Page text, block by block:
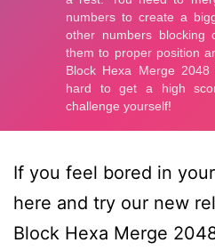
If you feel bored in
here and try our new
Block Hexa Merge